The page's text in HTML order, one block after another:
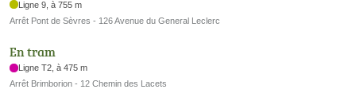
Ligne 9, à 755 m
Arrêt Pont de Sèvres - 126 Avenue du General Leclerc
En tram
Ligne T2, à 475 m
Arrêt Brimborion - 12 Chemin des Lacets